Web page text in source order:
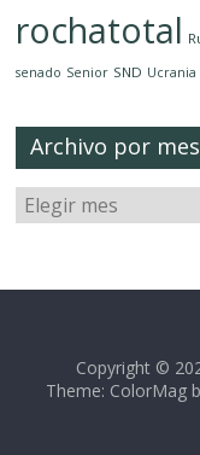
rochatotal
senado Senior SND Ucrania
Archivo por
Copyright ©
Theme: ColorMag